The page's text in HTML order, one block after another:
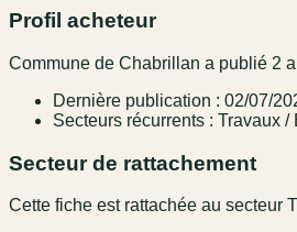
Profil acheteur
Commune de Chabrillan a publié 2
Dernière publication : 02/07/
Secteurs récurrents : Travaux
Secteur de rattachement
Cette fiche est rattachée au secteur